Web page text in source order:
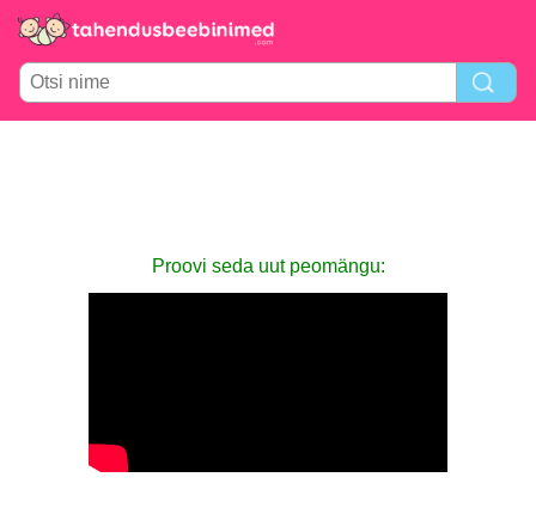
Proovi seda uut peomängu: